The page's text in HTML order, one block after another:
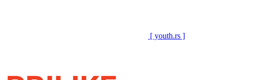
[ youth.rs ]